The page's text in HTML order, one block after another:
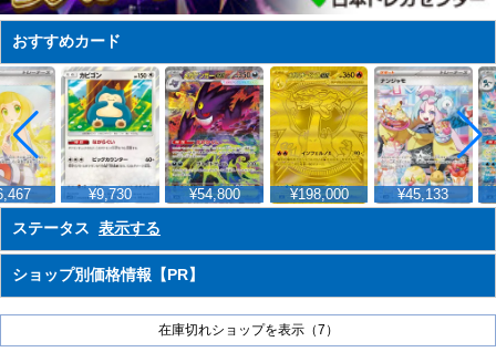
おすすめカード
¥9,730 ¥54,800 ¥198,000 ¥45,133
ステータス 表示する
ショップ別価格情報【PR】
在庫切れショップを表示（7）